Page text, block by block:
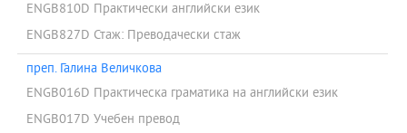
ENGB810D Практически английски език
ENGB827D Стаж: Преводачески стаж
преп. Галина Величкова
ENGB016D Практическа граматика на английски език
ENGB017D Учебен превод